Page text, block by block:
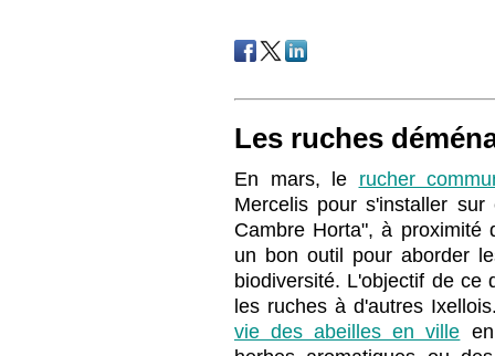
Les ruches
En mars, le rucher
Mercelis pour s'installer
Cambre Horta", à proximité
un bon outil pour aborder
biodiversité. L'objectif de ce
les ruches à d'autres
vie des abeilles en ville